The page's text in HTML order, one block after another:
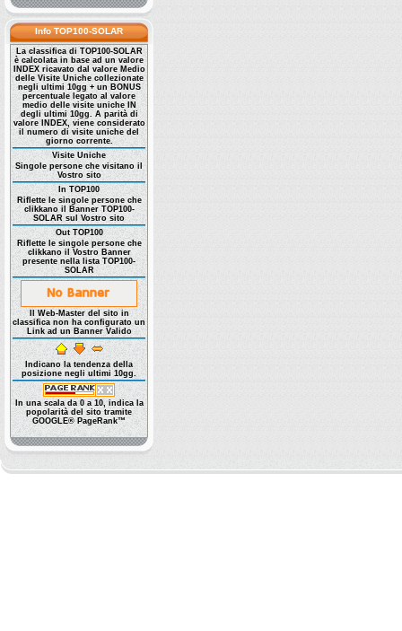
Info TOP100-SOLAR
La classifica di TOP100-SOLAR
è calcolata in base ad un valore
INDEX ricavato dal valore Medio
delle Visite Uniche collezionate
negli ultimi 10gg + un BONUS
percentuale legato al valore
medio delle visite uniche IN
degli ultimi 10gg. A parità di
valore INDEX, viene considerato
il numero di visite uniche del
giorno corrente.
Visite Uniche
Singole persone che visitano il
Vostro sito
In TOP100
Riflette le singole persone che
clikkano il Banner TOP100-
SOLAR sul Vostro sito
Out TOP100
Riflette le singole persone che
clikkano il Vostro Banner
presente nella lista TOP100-
SOLAR
Il Web-Master del sito in
classifica non ha configurato un
Link ad un Banner Valido
Indicano la tendenza della
posizione negli ultimi 10gg.
In una scala da 0 a 10, indica la
popolarità del sito tramite
GOOGLE® PageRank™